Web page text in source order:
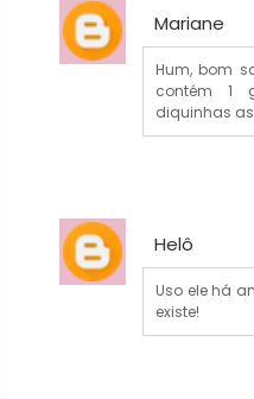
Mariane
Hum, bom
contém 1
diquinhas
Helô
Uso ele há
existe!